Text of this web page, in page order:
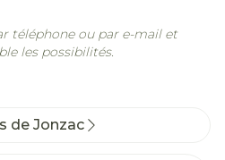
téléphone ou par e-mail et
les possibilités.
de Jonzac